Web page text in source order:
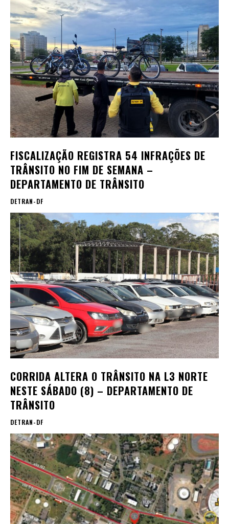
FISCALIZAÇÃO REGISTRA 54 INFRAÇÕES DE
TRÂNSITO NO FIM DE SEMANA –
DEPARTAMENTO DE TRÂNSITO
DETRAN-DF
CORRIDA ALTERA O TRÂNSITO NA L3 NORTE
NESTE SÁBADO (8) – DEPARTAMENTO DE
TRÂNSITO
DETRAN-DF